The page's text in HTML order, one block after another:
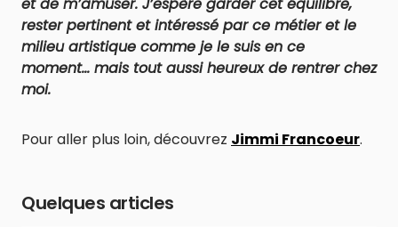
rester pertinent et intéressé par ce métier et le
milieu artistique comme je le suis en ce
moment… mais tout aussi heureux de rentrer chez
moi.
Pour aller plus loin, découvrez Jimmi Francoeur.
Quelques articles